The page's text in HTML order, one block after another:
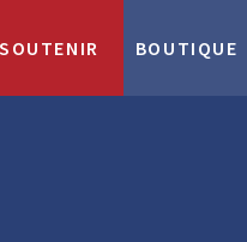
BOUTIQUE